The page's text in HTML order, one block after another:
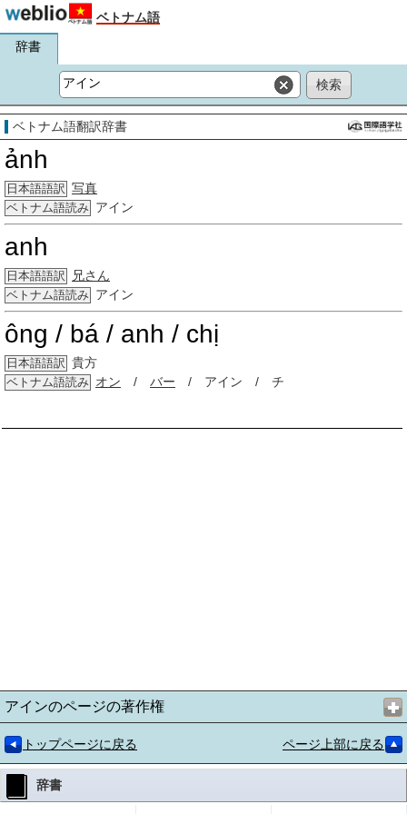
ベトナム語
辞書
ベトナム語翻訳辞書
ảnh
日本語語訳 写真
ベトナム語読み アイン
anh
日本語語訳 兄さん
ベトナム語読み アイン
ông / bá / anh / chị
日本語語訳 貴方
ベトナム語読み オン / バー / アイン / チ
アインのページの著作権
トップページに戻る ページ上部に戻る
辞書